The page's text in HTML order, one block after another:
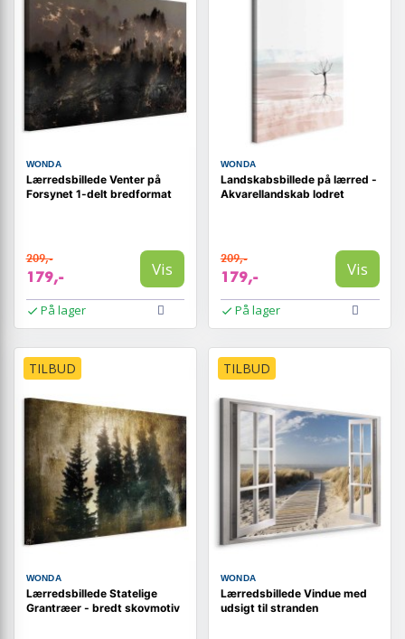
WONDA
Lærredsbillede Venter på
Forsynet 1-delt bredformat
209,-
179,- Vis
På lager
WONDA
Landskabsbillede på lærred -
Akvarellandskab lodret
209,-
179,- Vis
På lager
TILBUD
WONDA
Lærredsbillede Statelige
Grantræer - bredt skovmotiv
TILBUD
WONDA
Lærredsbillede Vindue med
udsigt til stranden